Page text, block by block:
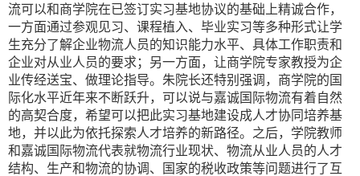
流可以和商学院在已签订实习基地协议的基础上精诚合作，
一方面通过参观见习、课程植入、毕业实习等多种形式让学
生充分了解企业物流人员的知识能力水平、具体工作职责和
企业对从业人员的要求；另一方面，让商学院专家教授为企
业传经送宝、做理论指导。朱院长还特别强调， 商学院的国
际化水平近年来不断跃升，可以说与嘉诚国际物流有着自然
的高契合度，希望可以把此实习基地建设成人才协同培养基
地，并以此为依托探索人才培养的新路径。之后，学院教师
和嘉诚国际物流代表就物流行业现状、物流从业人员的人才
结构、生产和物流的协调、国家的税收政策等问题进行了互